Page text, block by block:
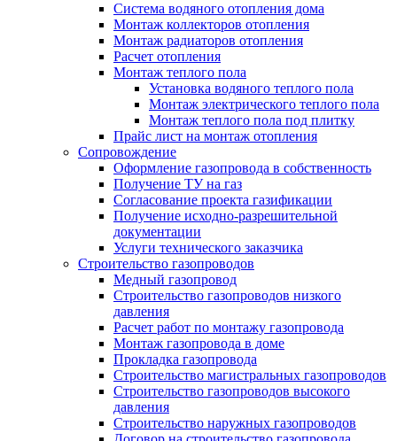
Система водяного отопления дома
Монтаж коллекторов отопления
Монтаж радиаторов отопления
Расчет отопления
Монтаж теплого пола
Установка водяного теплого пола
Монтаж электрического теплого пола
Монтаж теплого пола под плитку
Прайс лист на монтаж отопления
Сопровождение
Оформление газопровода в собственность
Получение ТУ на газ
Согласование проекта газификации
Получение исходно-разрешительной
документации
Услуги технического заказчика
Строительство газопроводов
Медный газопровод
Строительство газопроводов низкого
давления
Расчет работ по монтажу газопровода
Монтаж газопровода в доме
Прокладка газопровода
Строительство магистральных газопроводов
Строительство газопроводов высокого
давления
Строительство наружных газопроводов